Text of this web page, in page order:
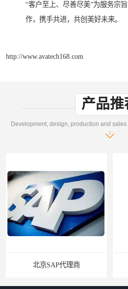
“客户至上、尽善尽美”为服务宗
作，携手共进，共创美好未来。
http://www.avatech168.com
产品推
北京SAP代理商